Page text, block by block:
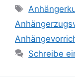
Schreibe